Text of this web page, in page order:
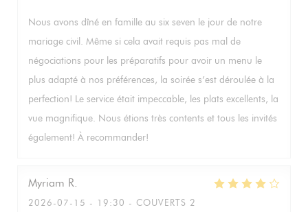
Nous avons dîné en famille au six seven le jour de notre
mariage civil. Même si cela avait requis pas mal de
négociations pour les préparatifs pour avoir un menu le
plus adapté à nos préférences, la soirée s’est déroulée à la
perfection! Le service était impeccable, les plats excellents, la
vue magnifique. Nous étions très contents et tous les invités
également! À recommander!
Myriam R
2026-07-15 - 19:30 - COUVERTS 2